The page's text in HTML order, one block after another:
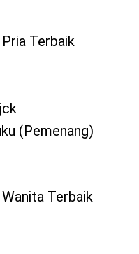
Terbaik
(Pemenang)
Terbaik